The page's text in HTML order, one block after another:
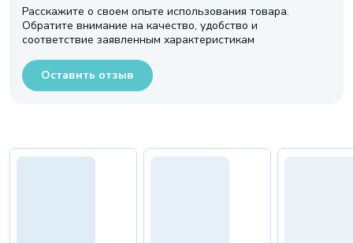
Расскажите о своем опыте использования товара.
Обратите внимание на качество, удобство и
соответствие заявленным характеристикам
Оставить отзыв